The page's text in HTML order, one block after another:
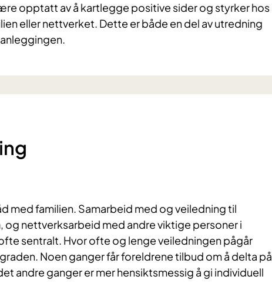
opptatt av å kartlegge positive sider og styrker hos
eller nettverket. Dette er både en del av utredning
med familien. Samarbeid med og veiledning til
og nettverksarbeid med andre viktige personer i
sentralt. Hvor ofte og lenge veiledningen pågår
Noen ganger får foreldrene tilbud om å delta på
andre ganger er mer hensiktsmessig å gi individuell